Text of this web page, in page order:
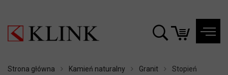
Strona główna Kamień naturalny Granit
Stopień